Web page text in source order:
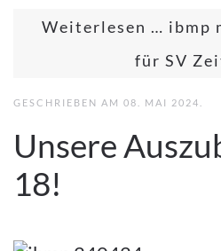
Weiterlesen … ibmp
für SV
GESCHRIEBEN AM 08. MAI 2024
Unsere
18!